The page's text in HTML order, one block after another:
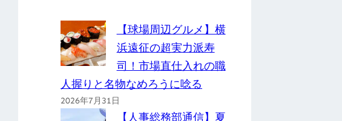
【球場周辺グルメ】横
浜遠征の超実力派寿
司！市場直仕入れの職
人握りと名物なめろうに唸る
2026年7月31日
【人事総務部通信】夏